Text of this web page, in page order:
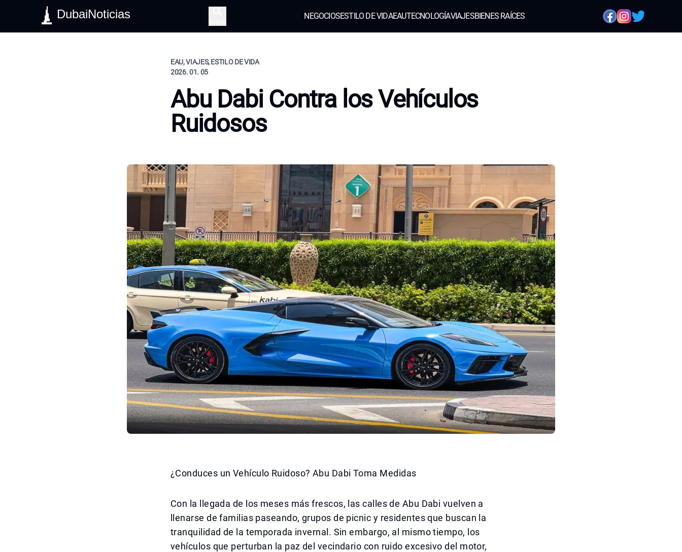
DubaiNoticias NEGOCIOSESTILO DE VIDAEAUTECNOLOGÍAVIAJESBIENES RAÍCES
EAU, VIAJES, ESTILO DE VIDA
2026. 01. 05
Abu Dabi Contra los Vehículos
Ruidosos
¿Conduces un Vehículo Ruidoso? Abu Dabi Toma Medidas
Con la llegada de los meses más frescos, las calles de Abu Dabi vuelven a
llenarse de familias paseando, grupos de picnic y residentes que buscan la
tranquilidad de la temporada invernal. Sin embargo, al mismo tiempo, los
vehículos que perturban la paz del vecindario con ruido excesivo del motor,